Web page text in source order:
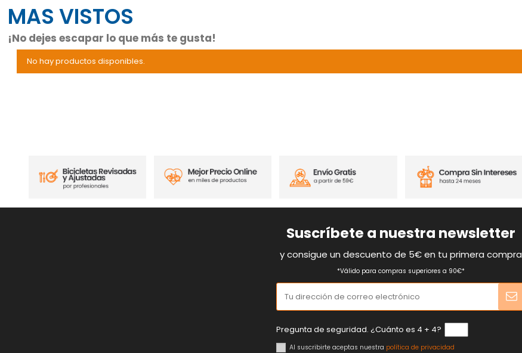
MAS VISTOS
¡No dejes escapar lo que más te gusta!
No hay productos disponibles.
Suscríbete a nuestra newsletter
y consigue un descuento de 5€ en tu primera compra
*Válido para compras superiores a 90€*
Pregunta de seguridad. ¿Cuánto es 4 + 4?
Al suscribirte aceptas nuestra política de privacidad